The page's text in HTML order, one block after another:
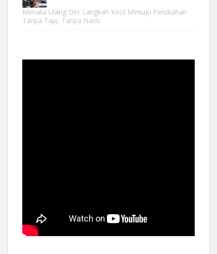
Menata Ulang Diri: Langkah Kecil Menuju Perubahan
Tanpa Tapi, Tanpa Nanti